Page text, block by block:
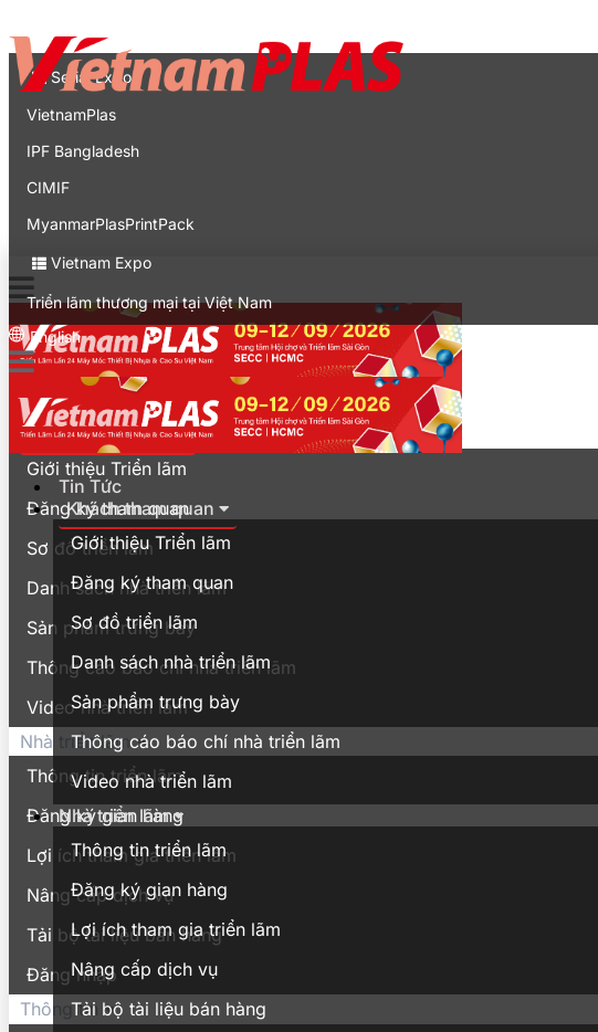
Expo
Serial Expo
VietnamPlas
IPF Bangladesh
CIMIF
MyanmarPlasPrintPack
Vietnam Expo
Triển lãm thương mại tại Việt Nam
English
Tin Tức
Khách tham quan
Giới thiệu Triển lãm
Đăng ký tham quan
Sơ đồ triển lãm
Danh sách nhà triển lãm
Sản phẩm trưng bày
Thông cáo báo chí nhà triển lãm
Video nhà triển lãm
Nhà triển lãm
Thông tin triển lãm
Đăng ký gian hàng
Lợi ích tham gia triển lãm
Nâng cấp dịch vụ
Tải bộ tài liệu bán hàng
Tin Tức
Khách tham quan
Giới thiệu Triển lãm
Đăng ký tham quan
Sơ đồ triển lãm
Danh sách nhà triển lãm
Sản phẩm trưng bày
Thông cáo báo chí nhà triển lãm
Video nhà triển lãm
Nhà triển lãm
Thông tin triển lãm
Đăng ký gian hàng
Lợi ích tham gia triển lãm
Nâng cấp dịch vụ
Tải bộ tài liệu bán hàng
Đăng nhập
Thông tin